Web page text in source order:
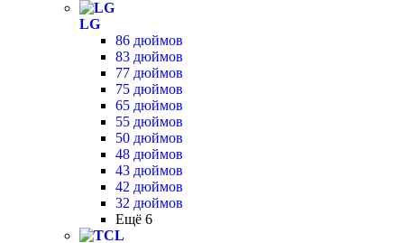
LG
86 дюймов
83 дюймов
77 дюймов
75 дюймов
65 дюймов
55 дюймов
50 дюймов
48 дюймов
43 дюймов
42 дюймов
32 дюймов
Ещё 6